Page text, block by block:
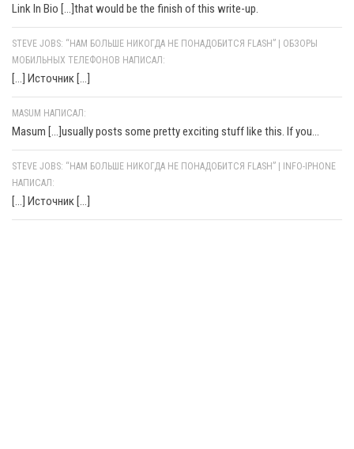
Link In Bio [...]that would be the finish of this write-up.
STEVE JOBS: “НАМ БОЛЬШЕ НИКОГДА НЕ ПОНАДОБИТСЯ FLASH” | ОБЗОРЫ
МОБИЛЬНЫХ ТЕЛЕФОНОВ НАПИСАЛ:
[…] Источник […]
MASUM НАПИСАЛ:
Masum [...]usually posts some pretty exciting stuff like this. If you...
STEVE JOBS: “НАМ БОЛЬШЕ НИКОГДА НЕ ПОНАДОБИТСЯ FLASH” | INFO-IPHONE
НАПИСАЛ:
[…] Источник […]